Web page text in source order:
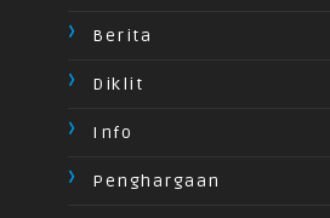
Berita
Diklit
Info
Penghargaan